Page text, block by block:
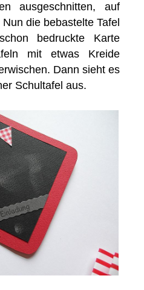
ausgeschnitten, auf
die bebastelte Tafel
bedruckte Karte
mit etwas Kreide
Dann sieht es
Schultafel aus.